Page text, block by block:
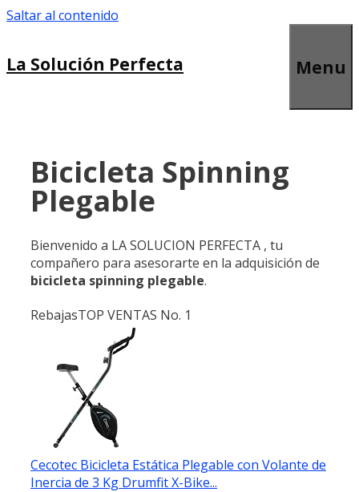
Saltar al contenido
La Solución Perfecta Menu
Bicicleta Spinning
Plegable
Bienvenido a LA SOLUCION PERFECTA , tu
compañero para asesorarte en la adquisición de
bicicleta spinning plegable.
RebajasTOP VENTAS No. 1
Cecotec Bicicleta Estática Plegable con Volante de
Inercia de 3 Kg Drumfit X-Bike...